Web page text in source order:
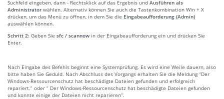
Suchfeld eingeben, dann - Rechtsklick auf das Ergebnis und Ausführen als
Administrator wählen. Alternativ können Sie auch die Tastenkombination Win + X
drücken, um das Menü zu öffnen, in dem Sie die Eingabeaufforderung (Admin)
auswählen können.
Schritt 2: Geben Sie sfc / scannow in der Eingabeaufforderung ein und drücken Sie
Enter.
Nach Eingabe des Befehls beginnt eine Systemprüfung. Es wird eine Weile dauern, also
bitte haben Sie Geduld. Nach Abschluss des Vorgangs erhalten Sie die Meldung “Der
Windows-Ressourcenschutz hat beschädigte Dateien gefunden und erfolgreich
repariert.” oder “ Der Windows-Ressourcenschutz hat beschädigte Dateien gefunden
und konnte einige der Dateien nicht reparieren”.